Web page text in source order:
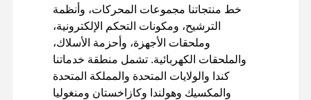
الحالات
محرك بيركنز
خط منتجاتنا مجموعات المحركات، وأنظمة
الترشيح، ومكونات التحكم الإلكترونية،
وملحقات الأجهزة، وأحزمة الأسلاك،
والملحقات الكهربائية. تشمل منطقة خدماتنا
كندا والولايات المتحدة والمملكة المتحدة
والمكسيك وهولندا وكازاخستان ومنغوليا